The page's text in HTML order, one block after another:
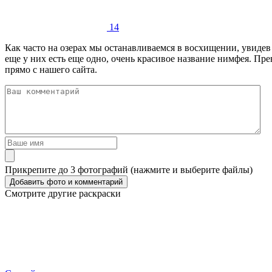
14
Как часто на озерах мы останавливаемся в восхищении,
еще у них есть еще одно, очень красивое название нимфея.
прямо с нашего сайта.
Прикрепите до 3 фотографий (нажмите и выберите файлы)
Смотрите другие раскраски